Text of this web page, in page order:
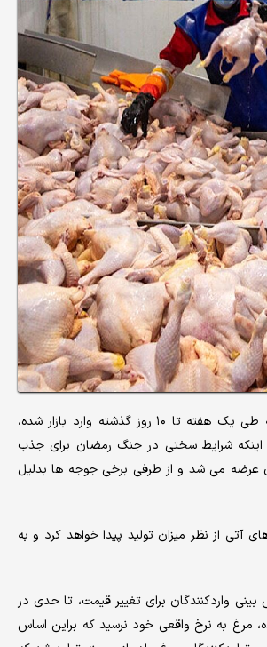
آزاده محبی - محمدرضا صدیق پور دبیر انجمن تولیدکنندگان جوجه یکروزه گفت: مرغی که طی یک هفته تا ۱۰ روز گذشته وارد بازار شده،
که در ۱۵ روز اول فروردین بواسطه اینکه شرایط سختی در جنگ رمضان برای جذب
جوجه های تولیدی رایگان و با قیمت هزار تومان و ۲ هزارتومان عرضه می شد و از طرفی برخی جوجه ها بدلیل
آتی از نظر میزان تولید پیدا خواهد کرد و به
واردکنندگان برای تغییر قیمت، تا حدی در
بعد از آن با افزایش ۵ برابری قیمت تمام شده، مرغ به نرخ واقعی خود نرسید که براین اساس